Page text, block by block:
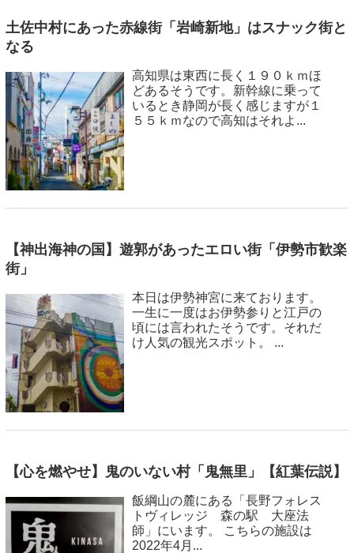
土佐中村にあった赤線街「岩崎新地」はスナック街と
なる
高知県は東西に長く１９０ｋｍほ
どあるそうです。新幹線に乗って
いるとき静岡が長く感じますが１
５５ｋｍなので高知はそれよ...
【神出海神の国】遊郭があったエロい街「伊勢市歓楽
街」
本日は伊勢神宮に来ております。
一生に一度はお伊勢参りと江戸の
頃には言われたそうです。それだ
け人気の観光スポット。 ...
【心を燃やせ】鬼のいない村「鬼無里」【紅葉伝説】
飯綱山の麓にある「長野フォレス
トヴィレッジ 森の駅 大座法
師」にいます。 こちらの施設は
2022年4月...